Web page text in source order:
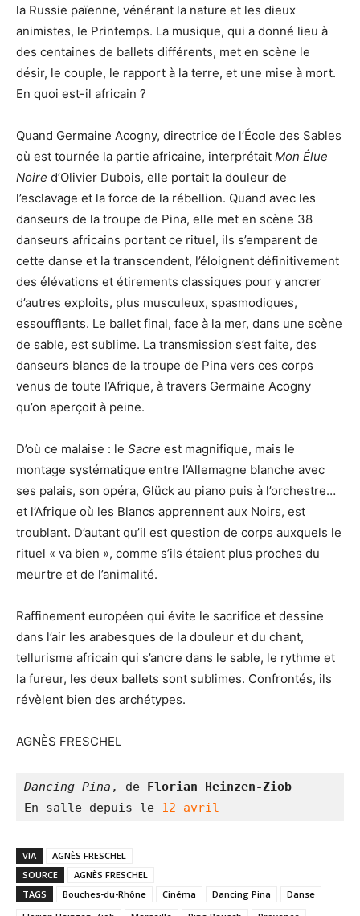
la Russie païenne, vénérant la nature et les dieux
animistes, le Printemps. La musique, qui a donné lieu à
des centaines de ballets différents, met en scène le
désir, le couple, le rapport à la terre, et une mise à mort.
En quoi est-il africain ?
Quand Germaine Acogny, directrice de l’École des Sables
où est tournée la partie africaine, interprétait Mon Élue
Noire d’Olivier Dubois, elle portait la douleur de
l’esclavage et la force de la rébellion. Quand avec les
danseurs de la troupe de Pina, elle met en scène 38
danseurs africains portant ce rituel, ils s’emparent de
cette danse et la transcendent, l’éloignent définitivement
des élévations et étirements classiques pour y ancrer
d’autres exploits, plus musculeux, spasmodiques,
essoufflants. Le ballet final, face à la mer, dans une scène
de sable, est sublime. La transmission s’est faite, des
danseurs blancs de la troupe de Pina vers ces corps
venus de toute l’Afrique, à travers Germaine Acogny
qu’on aperçoit à peine.
D’où ce malaise : le Sacre est magnifique, mais le
montage systématique entre l’Allemagne blanche avec
ses palais, son opéra, Glück au piano puis à l’orchestre…
et l’Afrique où les Blancs apprennent aux Noirs, est
troublant. D’autant qu’il est question de corps auxquels le
rituel « va bien », comme s’ils étaient plus proches du
meurtre et de l’animalité.
Raffinement européen qui évite le sacrifice et dessine
dans l’air les arabesques de la douleur et du chant,
tellurisme africain qui s’ancre dans le sable, le rythme et
la fureur, les deux ballets sont sublimes. Confrontés, ils
révèlent bien des archétypes.
AGNÈS FRESCHEL
Dancing Pina , de Florian Heinzen-Ziob
En salle depuis le 12 avril
VIA
AGNÈS FRESCHEL
SOURCE
AGNÈS FRESCHEL
TAGS
Bouches-du-Rhône Cinéma Dancing Pina
Danse